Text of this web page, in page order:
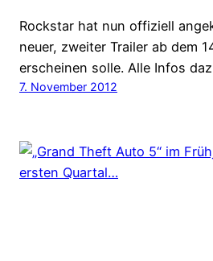
Rockstar hat nun offiziell
neuer, zweiter Trailer ab dem
erscheinen solle. Alle Infos
7. November 2012